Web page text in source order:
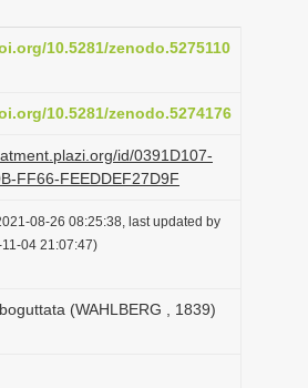
g
o
n
10.5281/zenodo.5275110
10.5281/zenodo.5274176
id/0391D107-
FF66-FEEDDEF27D9F
08-26 08:25:38, last updated by
04 21:07:47)
(WAHLBERG , 1839)